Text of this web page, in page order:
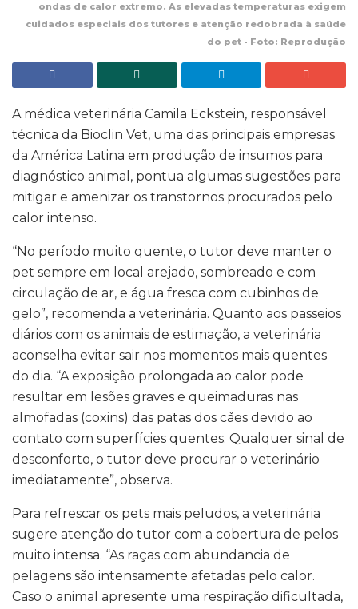
ondas de calor extremo. As elevadas temperaturas exigem
cuidados especiais dos tutores e atenção redobrada à saúde
do pet - Foto: Reprodução
A médica veterinária Camila Eckstein, responsável
técnica da Bioclin Vet, uma das principais empresas
da América Latina em produção de insumos para
diagnóstico animal, pontua algumas sugestões para
mitigar e amenizar os transtornos procurados pelo
calor intenso.
“No período muito quente, o tutor deve manter o
pet sempre em local arejado, sombreado e com
circulação de ar, e água fresca com cubinhos de
gelo”, recomenda a veterinária. Quanto aos passeios
diários com os animais de estimação, a veterinária
aconselha evitar sair nos momentos mais quentes
do dia. “A exposição prolongada ao calor pode
resultar em lesões graves e queimaduras nas
almofadas (coxins) das patas dos cães devido ao
contato com superfícies quentes. Qualquer sinal de
desconforto, o tutor deve procurar o veterinário
imediatamente”, observa.
Para refrescar os pets mais peludos, a veterinária
sugere atenção do tutor com a cobertura de pelos
muito intensa. “As raças com abundancia de
pelagens são intensamente afetadas pelo calor.
Caso o animal apresente uma respiração dificultada,